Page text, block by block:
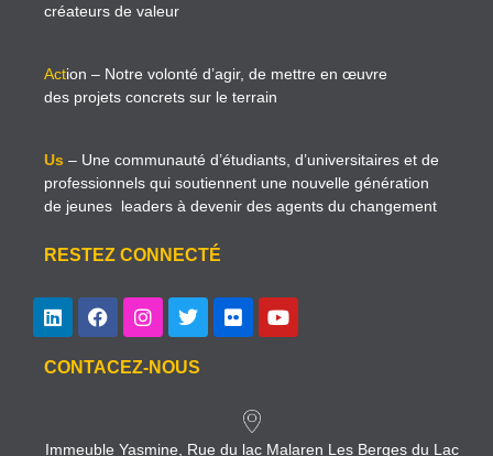
créateurs de valeur
Action – Notre volonté d’agir, de mettre en œuvre
des projets concrets sur le terrain
Us – Une communauté d’étudiants, d’universitaires et de
professionnels qui soutiennent une nouvelle génération
de jeunes leaders à devenir des agents du changement
RESTEZ CONNECTÉ
CONTACEZ-NOUS
Immeuble Yasmine, Rue du lac Malaren Les Berges du Lac